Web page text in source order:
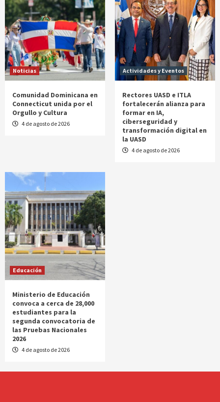
Noticias
Comunidad Dominicana en
Connecticut unida por el
Orgullo y Cultura
4 de agosto de 2026
Actividades y Eventos
Rectores UASD e ITLA
fortalecerán alianza para
formar en IA,
ciberseguridad y
transformación digital en
la UASD
4 de agosto de 2026
Educación
Ministerio de Educación
convoca a cerca de 28,000
estudiantes para la
segunda convocatoria de
las Pruebas Nacionales
2026
4 de agosto de 2026